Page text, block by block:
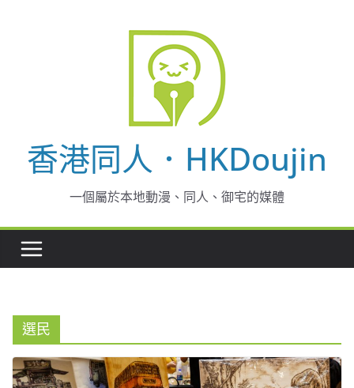
香港同人．HKDoujin
一個屬於本地動漫、同人、御宅的媒體
選民